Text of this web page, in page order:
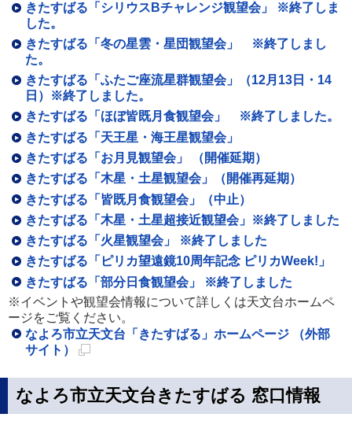
きたすばる「シリウスBチャレンジ観望会」 ※終了しま
した。
きたすばる「冬の星雲・星団観望会」 ※終了しまし
た。
きたすばる「ふたご座流星群観望会」（12月13日・14
日）※終了しました。
きたすばる「ほぼ皆既月食観望会」 ※終了しました。
きたすばる「天王星・海王星観望会」
きたすばる「お月見観望会」 （開催延期）
きたすばる「木星・土星観望会」（開催再延期）
きたすばる「皆既月食観望会」（中止）
きたすばる「木星・土星超接近観望会」※終了しました
きたすばる「火星観望会」 ※終了しました
きたすばる「ピリカ望遠鏡10周年記念 ピリカWeek!」
きたすばる「部分日食観望会」 ※終了しました
※イベントや観望会情報について詳しくは天文台ホームペ
ージをご覧ください。
なよろ市立天文台「きたすばる」ホームページ （外部
サイト）
規
ペ
ー
なよろ市立天文台きたすばる 窓口情報